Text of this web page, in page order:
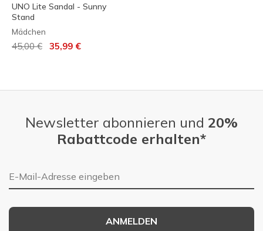
UNO Lite Sandal - Sunny
Stand
Mädchen
Reduziert von
45,00 € auf
35,99 €
Newsletter abonnieren und 20%
Rabattcode erhalten*
E-Mail-Adresse
ANMELDEN